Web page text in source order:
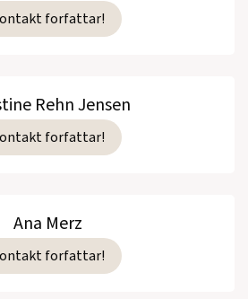
forfattar!
Rehn Jensen
forfattar!
Ana Merz
forfattar!